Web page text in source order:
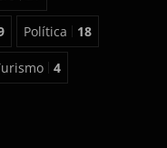
Política 18
4